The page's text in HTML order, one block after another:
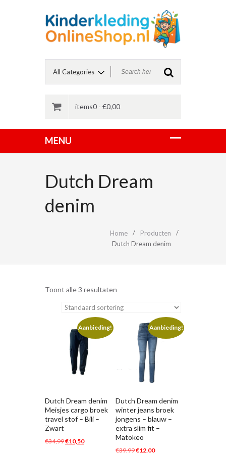
items0 - €0,00
Dutch Dream
denim
Home
Producten
Dutch Dream denim
Toont alle 3 resultaten
Aanbieding!
Dutch Dream denim
Meisjes cargo broek
travel stof – Bili –
Zwart
€34,99Oorspronkelijke
€10,50Huidige
Aanbieding!
Dutch Dream denim
winter jeans broek
jongens – blauw –
extra slim fit –
Matokeo
€39,99Oorspronkelijke
€12,00Huidige